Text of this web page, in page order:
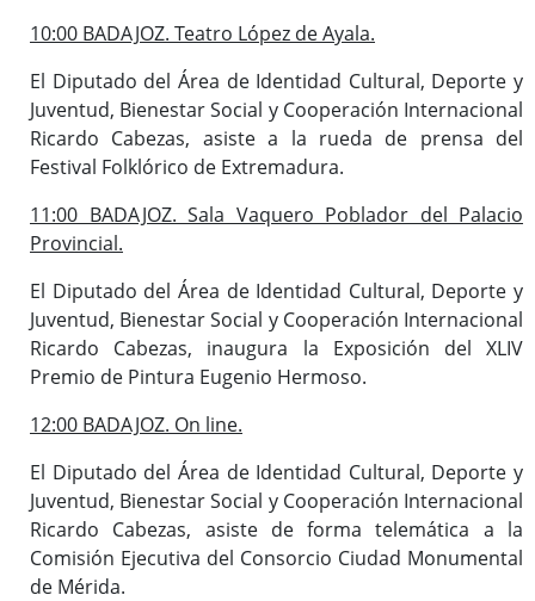
10:00 BADAJOZ. Teatro López de Ayala.
El Diputado del Área de Identidad Cultural, Deporte y
Juventud, Bienestar Social y Cooperación Internacional
Ricardo Cabezas, asiste a la rueda de prensa del
Festival Folklórico de Extremadura.
11:00 BADAJOZ. Sala Vaquero Poblador del Palacio
Provincial.
El Diputado del Área de Identidad Cultural, Deporte y
Juventud, Bienestar Social y Cooperación Internacional
Ricardo Cabezas, inaugura la Exposición del XLIV
Premio de Pintura Eugenio Hermoso.
12:00 BADAJOZ. On line.
El Diputado del Área de Identidad Cultural, Deporte y
Juventud, Bienestar Social y Cooperación Internacional
Ricardo Cabezas, asiste de forma telemática a la
Comisión Ejecutiva del Consorcio Ciudad Monumental
de Mérida.